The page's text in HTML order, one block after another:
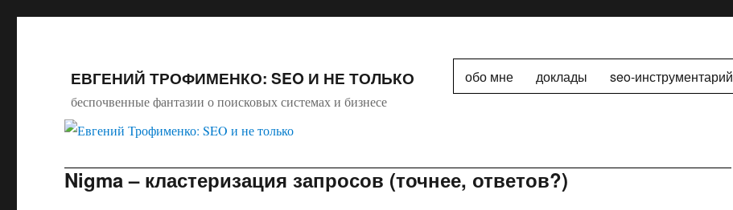
ЕВГЕНИЙ ТРОФИМЕНКО: SEO И НЕ ТОЛЬКО
беспочвенные фантазии о поисковых системах и бизнесе
обо мне доклады seo-инструментарий
Nigma – кластеризация запросов (точнее, ответов?)